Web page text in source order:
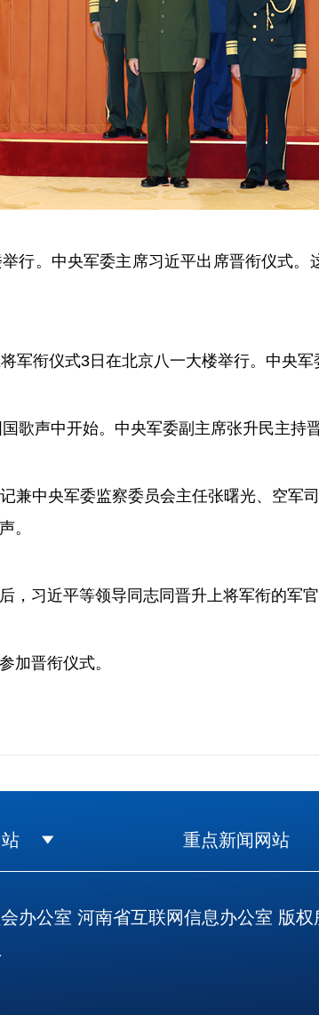
。中央军委主席习近平出席晋衔仪式。
衔仪式3日在北京八一大楼举行。中央军
声中开始。中央军委副主席张升民主持
中央军委监察委员会主任张曙光、空军
。
习近平等领导同志同晋升上将军衔的军官
晋衔仪式。
重点新闻网站
办公室 河南省互联网信息办公室 版权